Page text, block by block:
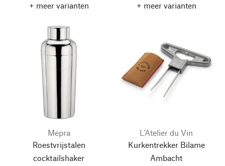
+ meer varianten
+ meer varianten
Mepra
Roestvrijstalen
cocktailshaker
L’Atelier du Vin
Kurkentrekker Bilame
Ambacht